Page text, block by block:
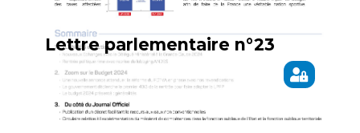
Lettre parlementaire n°23